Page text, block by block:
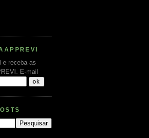
e receba as
E-mail